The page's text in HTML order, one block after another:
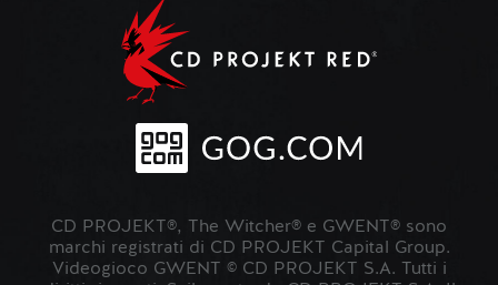
CD PROJEKT®, The Witcher® e GWENT® sono
marchi registrati di CD PROJEKT Capital Group.
Videogioco GWENT © CD PROJEKT S.A. Tutti i